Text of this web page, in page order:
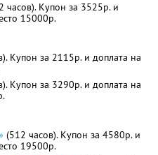
часов). Купон за 3525р. и
15000р.
Купон за 2115р. и доплата на
Купон за 3290р. и доплата на
(512 часов). Купон за 4580р. и
19500р.